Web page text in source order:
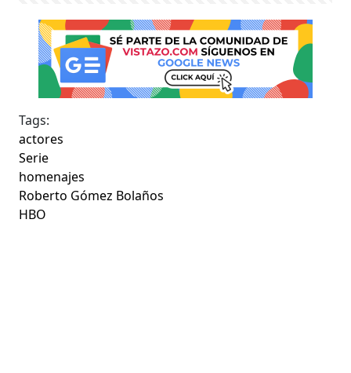
Tags:
actores
Serie
homenajes
Roberto Gómez Bolaños
HBO